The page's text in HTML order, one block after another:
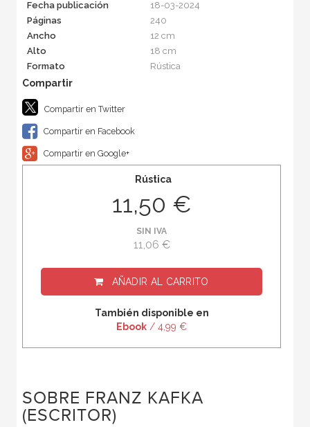
Fecha publicación
18-03-2024
Páginas
240
Ancho
12 cm
Alto
18 cm
Formato
Rústica
Compartir en Twitter
Compartir en Facebook
Compartir en Google+
Rústica
11,50 €
SIN IVA
11,06 €
AÑADIR AL CARRITO
También disponible en
Ebook / 4,99 €
SOBRE FRANZ KAFKA
(ESCRITOR)